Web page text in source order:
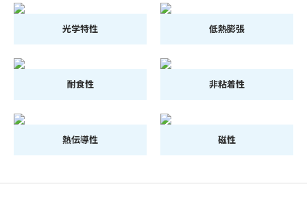
光学特性 低熱膨張
耐食性 非粘着性
熱伝導性 磁性